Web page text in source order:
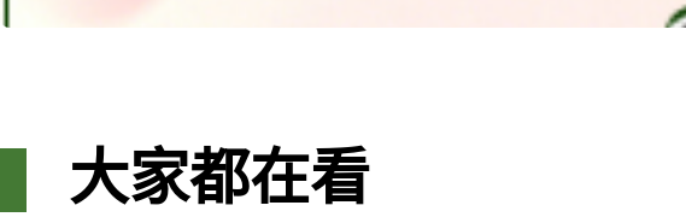
大家都在看